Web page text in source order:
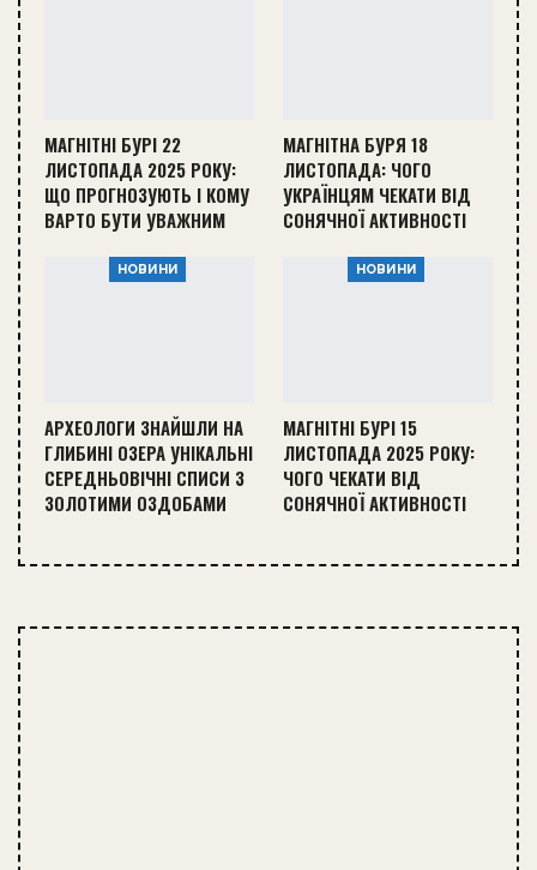
МАГНІТНІ БУРІ 22
ЛИСТОПАДА 2025 РОКУ:
ЩО ПРОГНОЗУЮТЬ І КОМУ
ВАРТО БУТИ УВАЖНИМ
МАГНІТНА БУРЯ 18
ЛИСТОПАДА: ЧОГО
УКРАЇНЦЯМ ЧЕКАТИ ВІД
СОНЯЧНОЇ АКТИВНОСТІ
НОВИНИ
АРХЕОЛОГИ ЗНАЙШЛИ НА
ГЛИБИНІ ОЗЕРА УНІКАЛЬНІ
СЕРЕДНЬОВІЧНІ СПИСИ З
ЗОЛОТИМИ ОЗДОБАМИ
НОВИНИ
МАГНІТНІ БУРІ 15
ЛИСТОПАДА 2025 РОКУ:
ЧОГО ЧЕКАТИ ВІД
СОНЯЧНОЇ АКТИВНОСТІ